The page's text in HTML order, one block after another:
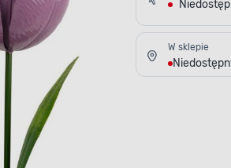
W sklepie